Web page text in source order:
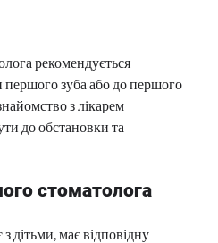
рекомендується
першого зуба або до першого
з лікарем
до обстановки та
стоматолога
дітьми, має відповідну